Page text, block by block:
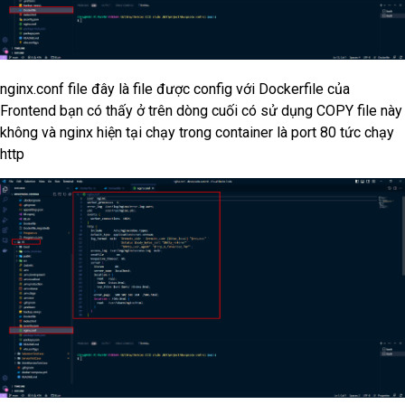
nginx.conf file đây là file được config với Dockerfile của
Frontend bạn có thấy ở trên dòng cuối có sử dụng COPY file này
không và nginx hiện tại chạy trong container là port 80 tức chạy
http